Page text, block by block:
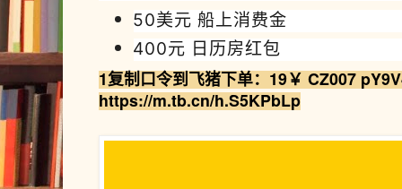
50美元 船上消费金
400元 日历房红包
1复制口令到飞猪下单：19￥ CZ007
https://m.tb.cn/h.S5KPbLp